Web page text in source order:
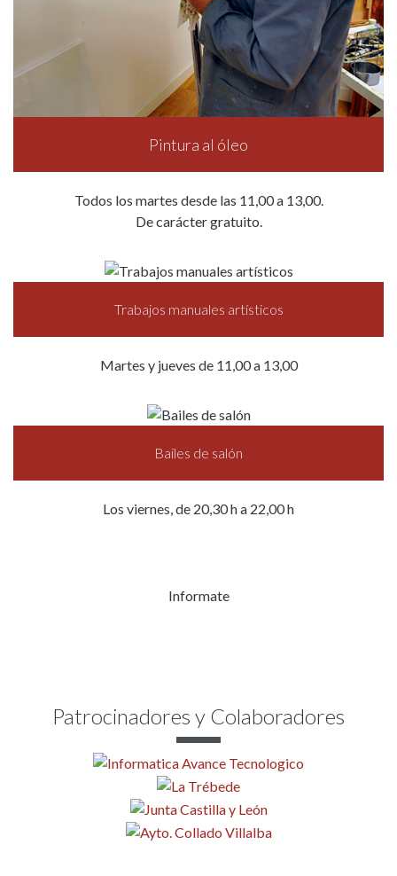
Pintura al óleo
Todos los martes desde las 11,00 a 13,00.
De carácter gratuito.
Trabajos manuales artísticos
Martes y jueves de 11,00 a 13,00
Bailes de salón
Los viernes, de 20,30 h a 22,00 h
Informate
Patrocinadores y Colaboradores